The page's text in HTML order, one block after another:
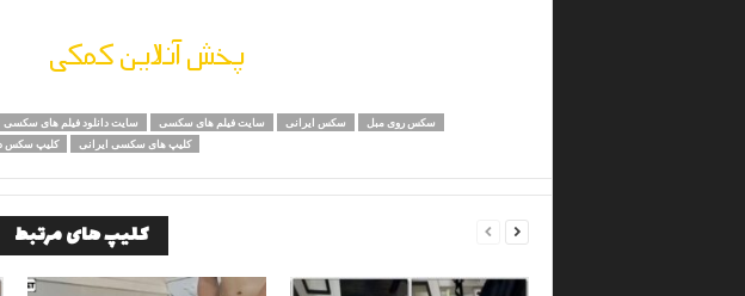
پخش آنلاین کمکی
سایت دانلود فیلم های سکسی سایت فیلم های سکسی سکس ایرانی
سکس روی مبل
کلیپ سکس کلیپ های سکسی ایرانی
کلیپ های مرتبط